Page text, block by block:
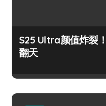
S25 Ultra颜值炸裂
翻天